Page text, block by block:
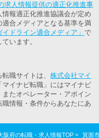
求人情報提供の適正化推進事
情報適正化推進協議会が定め
合メディアとなる基準を満
イドライン適合メディア」 で
います。
職サイトは、 株式会社マイ
イナビ転職」にはマイナビ
またオペレーター・アポイン
情報・条件からあなたにあ
阪府の転職・求人情報TOP 箕面